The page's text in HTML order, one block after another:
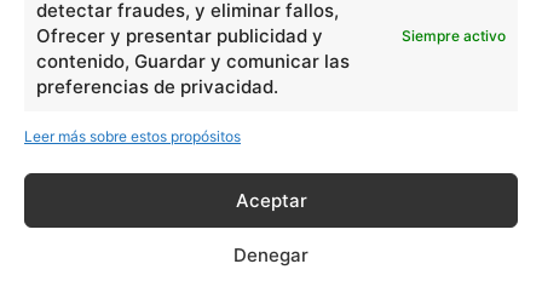
detectar fraudes, y eliminar fallos,
Ofrecer y presentar publicidad y
contenido, Guardar y comunicar las
preferencias de privacidad.
Siempre activo
Leer más sobre estos propósitos
Aceptar
Denegar